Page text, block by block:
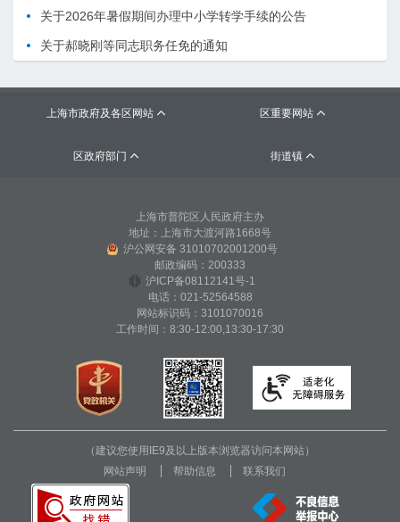
关于2026年暑假期间办理中小学转学手续的公告
关于郝晓刚等同志职务任免的通知
上海市政府及各区网站  区重要网站 
区政府部门  街道镇 
上海市普陀区人民政府主办
地址：上海市大渡河路1668号
沪公网安备 31010702001200号
邮政编码：200333
沪ICP备08112141号-1
电话：021-52564588
网站标识码：3101070016
工作时间：8:30-12:00,13:30-17:30
（建议您使用IE9及以上版本浏览器访问本网站）
网站声明
帮助信息 联系我们